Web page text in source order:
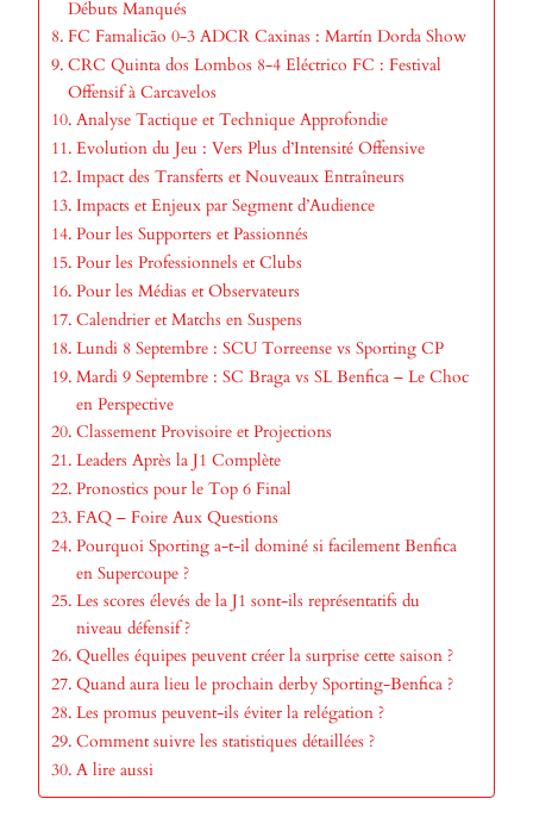
Débuts Manqués
FC Famalicão 0-3 ADCR Caxinas : Martín Dorda Show
CRC Quinta dos Lombos 8-4 Eléctrico FC : Festival
Offensif à Carcavelos
Analyse Tactique et Technique Approfondie
Evolution du Jeu : Vers Plus d’Intensité Offensive
Impact des Transferts et Nouveaux Entraîneurs
Impacts et Enjeux par Segment d’Audience
Pour les Supporters et Passionnés
Pour les Professionnels et Clubs
Pour les Médias et Observateurs
Calendrier et Matchs en Suspens
Lundi 8 Septembre : SCU Torreense vs Sporting CP
Mardi 9 Septembre : SC Braga vs SL Benfica – Le Choc
en Perspective
Classement Provisoire et Projections
Leaders Après la J1 Complète
Pronostics pour le Top 6 Final
FAQ – Foire Aux Questions
Pourquoi Sporting a-t-il dominé si facilement Benfica
en Supercoupe ?
Les scores élevés de la J1 sont-ils représentatifs du
niveau défensif ?
Quelles équipes peuvent créer la surprise cette saison ?
Quand aura lieu le prochain derby Sporting-Benfica ?
Les promus peuvent-ils éviter la relégation ?
Comment suivre les statistiques détaillées ?
A lire aussi